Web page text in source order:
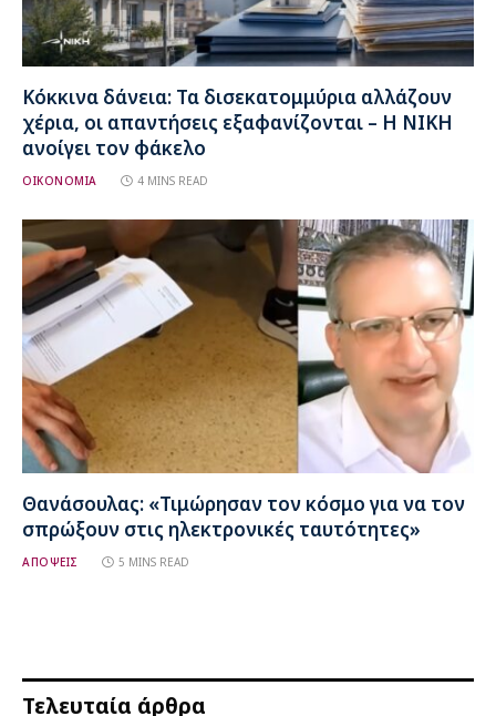
Κόκκινα δάνεια: Τα δισεκατομμύρια αλλάζουν
χέρια, οι απαντήσεις εξαφανίζονται – Η ΝΙΚΗ
ανοίγει τον φάκελο
ΟΙΚΟΝΟΜΙΑ 4 MINS READ
Θανάσουλας: «Τιμώρησαν τον κόσμο για να τον
σπρώξουν στις ηλεκτρονικές ταυτότητες»
ΑΠΟΨΕΙΣ 5 MINS READ
Τελευταία άρθρα